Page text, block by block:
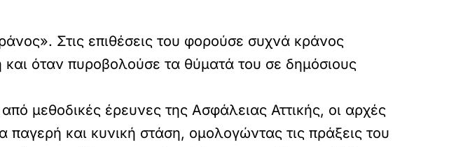
Στις επιθέσεις του φορούσε συχνά κράνος
και όταν πυροβολούσε τα θύματά του σε δημόσιους
μεθοδικές έρευνες της Ασφάλειας Αττικής, οι αρχές
και κυνική στάση, ομολογώντας τις πράξεις του